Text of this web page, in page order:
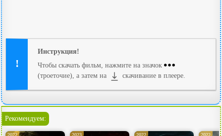
Инструкция!
Чтобы скачать фильм, нажмите на значок
(троеточие), а затем на
скачивание в плеере.
Рекомендуем:
2022 2023 2022 2022